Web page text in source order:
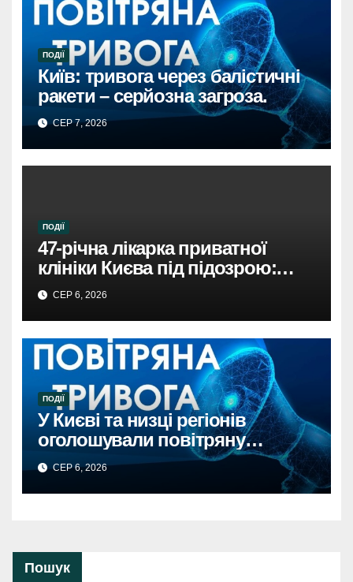
ПОДІЇ
Київ: тривога через балістичні
ракети – серйозна загроза.
СЕР 7, 2026
ПОДІЇ
47-річна лікарка приватної
клініки Києва під підозрою:
недбалість поставила під
загрозу життя пацієнта
СЕР 6, 2026
ПОДІЇ
У Києві та низці регіонів
оголошували повітряну
тривогу через загрозу
балістикиПовітряна тривога в
Києві та регіонах: загроза
СЕР 6, 2026
Пошук